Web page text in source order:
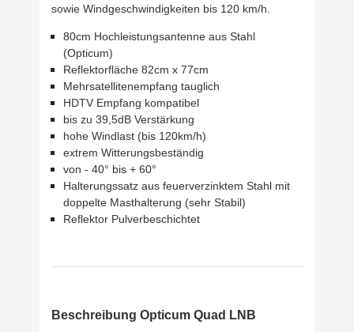
sowie Windgeschwindigkeiten bis 120 km/h.
80cm Hochleistungsantenne aus Stahl
(Opticum)
Reflektorfläche 82cm x 77cm
Mehrsatellitenempfang tauglich
HDTV Empfang kompatibel
bis zu 39,5dB Verstärkung
hohe Windlast (bis 120km/h)
extrem Witterungsbeständig
von - 40° bis + 60°
Halterungssatz aus feuerverzinktem Stahl mit
doppelte Masthalterung (sehr Stabil)
Reflektor Pulverbeschichtet
Beschreibung Opticum Quad LNB